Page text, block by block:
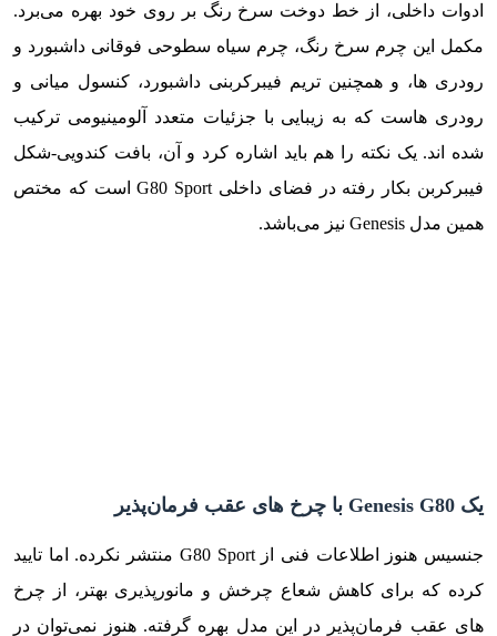
ادوات داخلی، از خط دوخت سرخ رنگ بر روی خود بهره می‌برد.
مکمل این چرم سرخ رنگ، چرم سیاه سطوحی فوقانی داشبورد و
رودری ها، و همچنین تریم فیبرکربنی داشبورد، کنسول میانی و
رودری هاست که به زیبایی با جزئیات متعدد آلومینیومی ترکیب
شده اند. یک نکته را هم باید اشاره کرد و آن، بافت کندویی-شکل
فیبرکربن بکار رفته در فضای داخلی G80 Sport است که مختص
همین مدل Genesis نیز می‌باشد.
یک Genesis G80 با چرخ های عقب فرمان‌پذیر
جنسیس هنوز اطلاعات فنی از G80 Sport منتشر نکرده. اما تایید
کرده که برای کاهش شعاع چرخش و مانورپذیری بهتر، از چرخ
های عقب فرمان‌پذیر در این مدل بهره گرفته. هنوز نمی‌توان در